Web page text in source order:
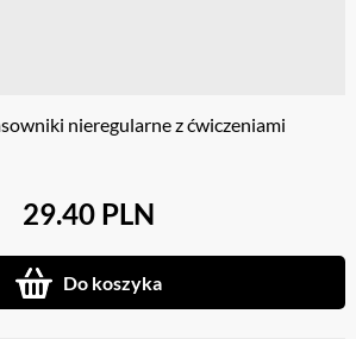
nieregularne z ćwiczeniami
29.40 PLN
Do koszyka